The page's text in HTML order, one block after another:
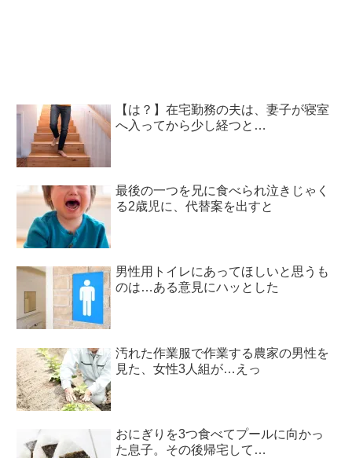
【は？】在宅勤務の夫は、妻子が寝室
へ入ってから少し経つと…
最後の一つを兄に食べられ泣きじゃく
る2歳児に、代替案を出すと
男性用トイレにあってほしいと思うも
のは…ある意見にハッとした
汚れた作業服で作業する農家の男性を
見た、女性3人組が…えっ
おにぎりを3つ食べてプールに向かっ
た息子。その後帰宅して…